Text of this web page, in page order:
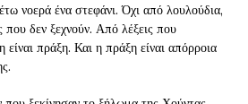
νοερά ένα στεφάνι. Όχι από λουλούδια,
που δεν ξεχνούν. Από λέξεις που
είναι πράξη. Και η πράξη είναι απόρροια